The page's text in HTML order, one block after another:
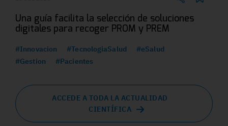
Una guía facilita la selección de soluciones
digitales para recoger PROM y PREM
#Innovacion #TecnologiaSalud
#eSalud
#Gestion
#Pacientes
ACCEDE A TODA LA ACTUALIDAD
CIENTÍFICA